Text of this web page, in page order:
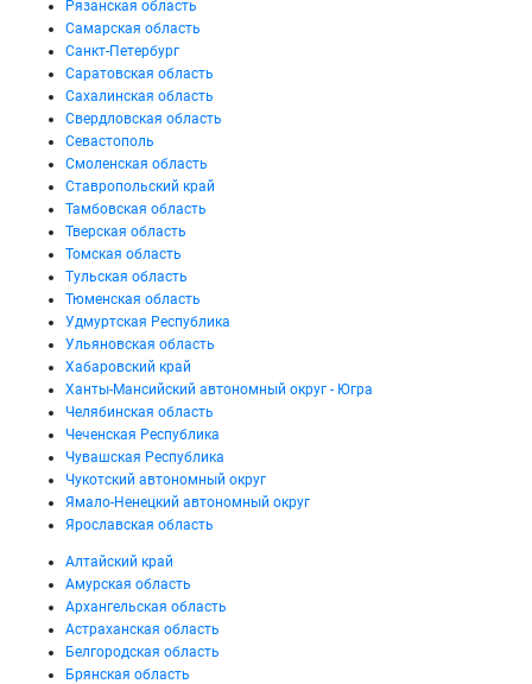
Рязанская область
Самарская область
Санкт-Петербург
Саратовская область
Сахалинская область
Свердловская область
Севастополь
Смоленская область
Ставропольский край
Тамбовская область
Тверская область
Томская область
Тульская область
Тюменская область
Удмуртская Республика
Ульяновская область
Хабаровский край
Ханты-Мансийский автономный округ - Югра
Челябинская область
Чеченская Республика
Чувашская Республика
Чукотский автономный округ
Ямало-Ненецкий автономный округ
Ярославская область
Алтайский край
Амурская область
Архангельская область
Астраханская область
Белгородская область
Брянская область